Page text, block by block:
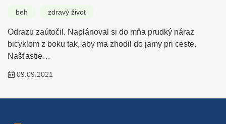
beh zdravý život
Odrazu zaútočil. Naplánoval si do mňa prudký náraz
bicyklom z boku tak, aby ma zhodil do jamy pri ceste.
Našťastie…
09.09.2021